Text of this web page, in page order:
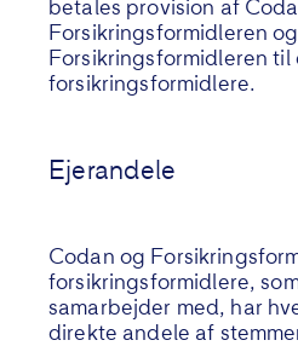
betales provision af
Forsikringsformidleren
Forsikringsformidleren
forsikringsformidlere.
Ejerandele
Codan og
forsikringsformidlere,
samarbejder med, har
direkte andele af